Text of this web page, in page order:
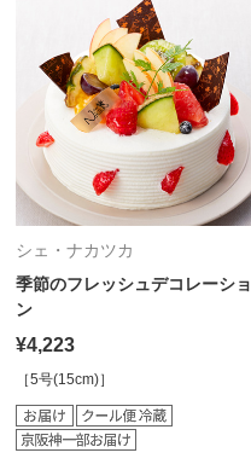
シェ・ナカツカ
季節のフレッシュデコレーショ
ン
¥4,223
［5号(15cm)］